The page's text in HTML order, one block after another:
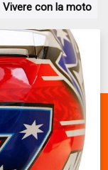
Vivere con la moto